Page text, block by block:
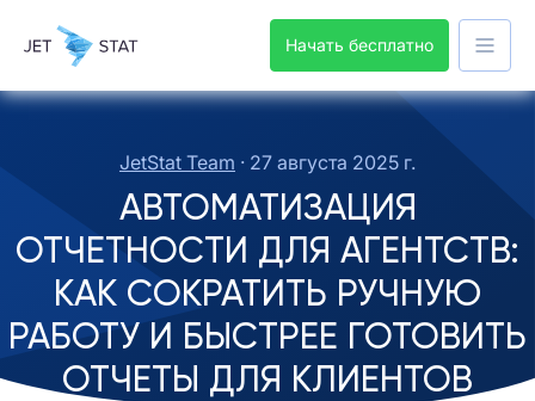
Начать бесплатно
JetStat Team · 27 августа 2025 г.
АВТОМАТИЗАЦИЯ
ОТЧЕТНОСТИ ДЛЯ АГЕНТСТВ:
КАК СОКРАТИТЬ РУЧНУЮ
РАБОТУ И БЫСТРЕЕ ГОТОВИТЬ
ОТЧЕТЫ ДЛЯ КЛИЕНТОВ